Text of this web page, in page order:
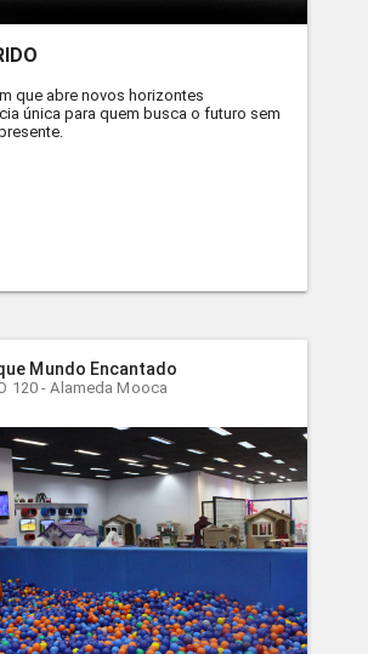
que abre novos horizontes
única para quem busca o futuro sem
Mundo Encantado
120 - Alameda Mooca